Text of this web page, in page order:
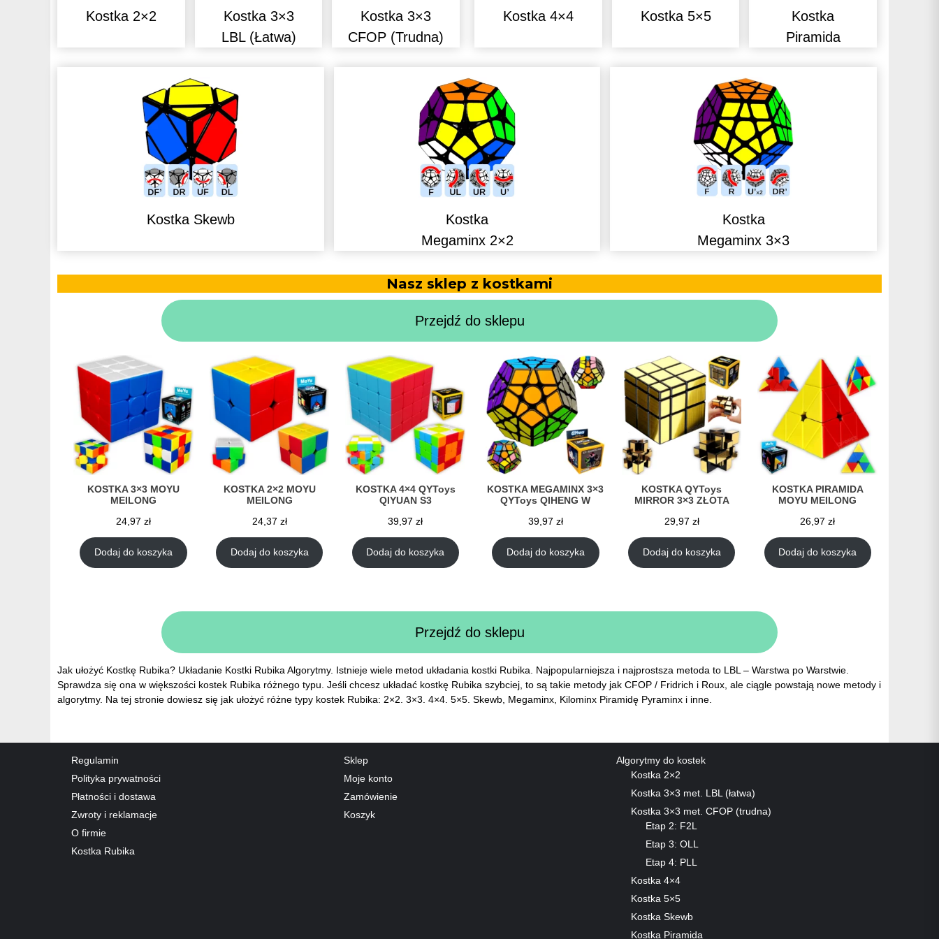
Kostka 2×2
Kostka 3×3
LBL (Łatwa)
Kostka 3×3
CFOP (Trudna)
Kostka 4×4 Kostka 5×5
Kostka
Piramida
Kostka Skewb
Kostka
Megaminx 2×2
Kostka
Megaminx 3×3
Nasz sklep z kostkami
Przejdź do sklepu
KOSTKA 3×3 MOYU
MEILONG
24,97 zł
Dodaj do koszyka
KOSTKA 2×2 MOYU
MEILONG
24,37 zł
Dodaj do koszyka
KOSTKA 4×4 QYToys
QIYUAN S3
39,97zł
Dodaj do koszyka
KOSTKA MEGAMINX 3×3
QYToys QIHENG W
39,97 zł
Dodaj do koszyka
KOSTKA QYToys
MIRROR 3×3 ZŁOTA
29,97 zł
Dodaj do koszyka
KOSTKA PIRAMIDA
MOYU MEILONG
26,97zł
Dodaj do koszyka
Przejdź do sklepu
Jak ułożyć Kostkę Rubika? Układanie Kostki Rubika Algorytmy. Istnieje wiele metod układania kostki Rubika. Najpopularniejsza i najprostsza metoda to LBL – Warstwa po Warstwie.
Sprawdza się ona w większości kostek Rubika różnego typu. Jeśli chcesz układać kostkę Rubika szybciej, to są takie metody jak CFOP / Fridrich i Roux, ale ciągle powstają nowe metody i
algorytmy. Na tej stronie dowiesz się jak ułożyć różne typy kostek Rubika: 2×2. 3×3. 4×4. 5×5. Skewb, Megaminx, Kilominx Piramidę Pyraminx i inne.
Regulamin
Polityka prywatności
Płatności i dostawa
Zwroty i reklamacje
O firmie
Kostka Rubika
Sklep
Moje konto
Zamówienie
Koszyk
Algorytmy do kostek
Kostka 2×2
Kostka 3×3 met. LBL (łatwa)
Kostka 3×3 met. CFOP (trudna)
Etap 2: F2L
Etap 3: OLL
Etap 4: PLL
Kostka 4×4
Kostka 5×5
Kostka Skewb
Kostka Piramida